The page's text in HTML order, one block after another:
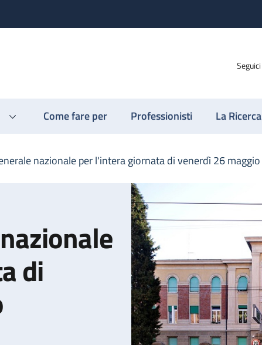
Seguici
Come fare per Professionisti La Ricerca
nazionale per l'intera giornata di venerdì 26 maggio
di